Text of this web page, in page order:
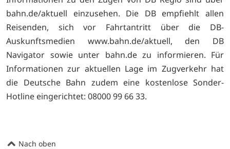
bahn.de/aktuell einzusehen. Die DB empfiehlt allen
Reisenden, sich vor Fahrtantritt über die DB-
Auskunftsmedien www.bahn.de/aktuell, den DB
Navigator sowie unter bahn.de zu informieren. Für
Informationen zur aktuellen Lage im Zugverkehr hat
die Deutsche Bahn zudem eine kostenlose Sonder-
Hotline eingerichtet: 08000 99 66 33.
Nach oben